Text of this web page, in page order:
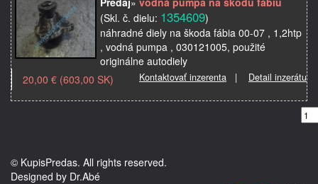
(Skl. č. dielu: 1354609)
náhradné diely na škoda fábia 00-07 , 1,2htp
, vodná pumpa , 030121005, použité
originálne autodiely
Kontaktovať inzerenta | Detail inzerátu
20,00 € (603,00 SK)
© KupisPredas. All rights reserved.
Designed by Dr.Abé